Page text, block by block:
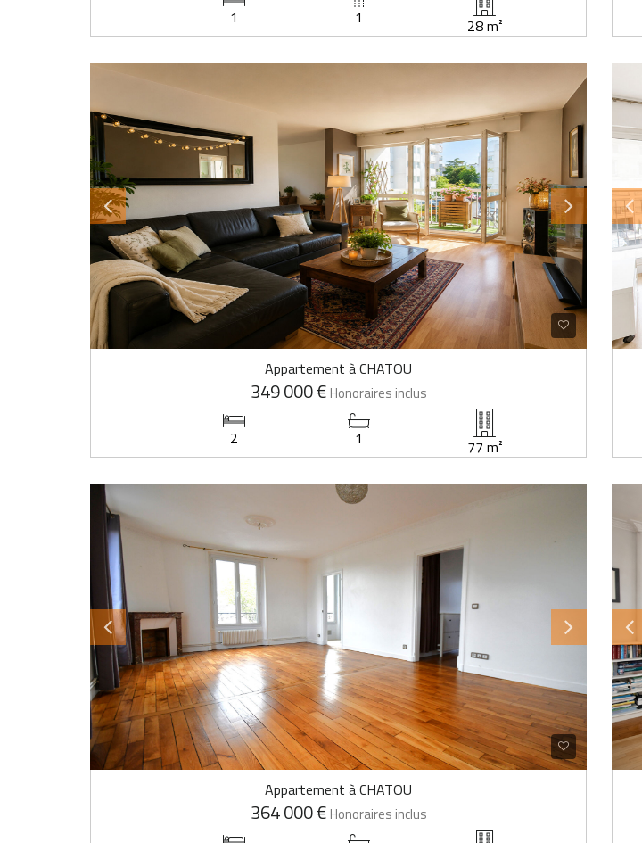
1 1 28 m²
Appartement à CHATOU
349 000 €Honoraires inclus
2 1 77 m²
Appartement à CHATOU
364 000 €Honoraires inclus